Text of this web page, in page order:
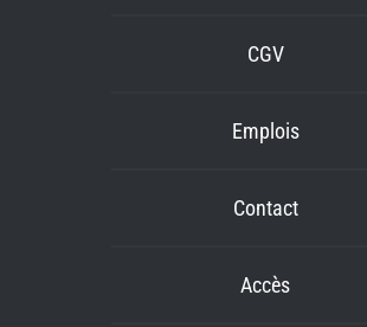
CGV
Emplois
Contact
Accès